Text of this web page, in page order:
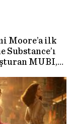
Moore’a ilk
MUBI,
ekliyor.